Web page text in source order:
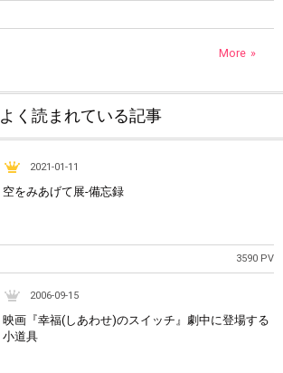
More
よく読まれている記事
2021-01-11
空をみあげて展-備忘録
3590 PV
2006-09-15
映画『幸福(しあわせ)のスイッチ』劇中に登場する
小道具